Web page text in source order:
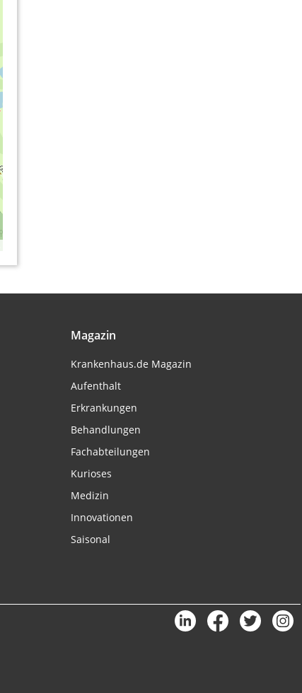
Magazin
Krankenhaus.de Magazin
Aufenthalt
Erkrankungen
Behandlungen
Fachabteilungen
Kurioses
Medizin
Innovationen
Saisonal